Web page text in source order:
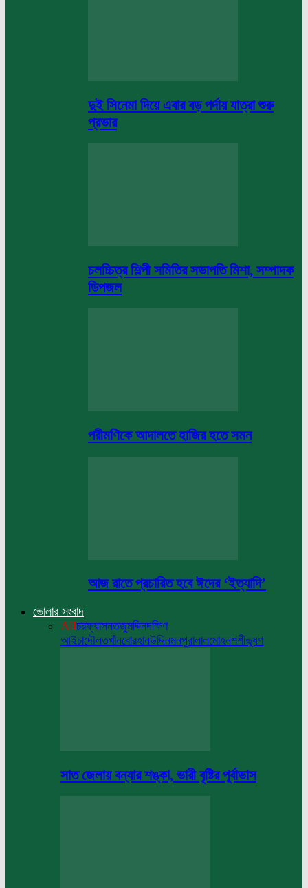
দুই সিনেমা দিয়ে এবার বড় পর্দায় যাত্রা শুরু
প্রভার
চলচ্চিত্র শিল্পী সমিতির সভাপতি মিশা, সম্পাদক
ডিপজল
পরীমণিকে আদালতে হাজির হতে সমন
আজ রাতে প্রচারিত হবে ঈদের ‘ইত্যাদি’
ভোলার সংবাদ
Allচরফ্যাসনতজুমদ্দিনদক্ষিণ
আইচাদৌলতখাঁনবোরহানউদ্দিনমনপুরালালমোহনশশীভূষণ
সাত জেলায় বন্যার শঙ্কা, ভারী বৃষ্টির পূর্বাভাস